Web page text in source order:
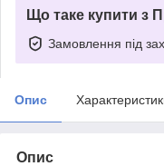
Що таке купити з
Замовлення під
Опис
Опис